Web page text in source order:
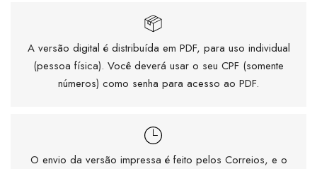
A versão digital é distribuída em PDF, para uso individual
(pessoa física). Você deverá usar o seu CPF (somente
números) como senha para acesso ao PDF.
O envio da versão impressa é feito pelos Correios, e o